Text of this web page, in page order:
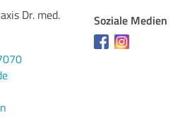
Dr. med. Soziale Medien